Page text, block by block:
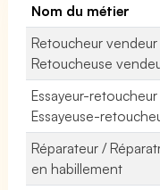
Nom du métier
Retoucheur
Retoucheuse
Essayeur-
Essayeuse-
Réparateur /
en habillement